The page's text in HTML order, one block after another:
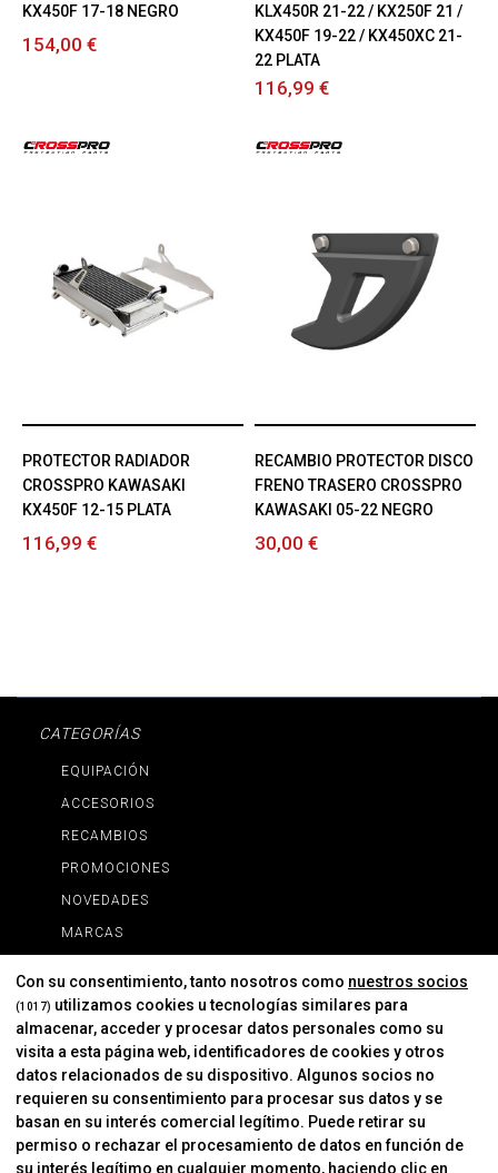
KX450F 17-18 NEGRO
154,00 €
KLX450R 21-22 / KX250F 21 /
KX450F 19-22 / KX450XC 21-
22 PLATA
116,99 €
PROTECTOR RADIADOR
CROSSPRO KAWASAKI
KX450F 12-15 PLATA
116,99 €
RECAMBIO PROTECTOR DISCO
FRENO TRASERO CROSSPRO
KAWASAKI 05-22 NEGRO
30,00 €
CATEGORÍAS
EQUIPACIÓN
ACCESORIOS
RECAMBIOS
PROMOCIONES
NOVEDADES
MARCAS
INFORMACIÓN
Contacto
Cambios Y Devoluciones
CORVER
Con su consentimiento, tanto nosotros como nuestros socios
(1017) utilizamos cookies u tecnologías similares para
almacenar, acceder y procesar datos personales como su
visita a esta página web, identificadores de cookies y otros
datos relacionados de su dispositivo. Algunos socios no
requieren su consentimiento para procesar sus datos y se
basan en su interés comercial legítimo. Puede retirar su
permiso o rechazar el procesamiento de datos en función de
su interés legítimo en cualquier momento, haciendo clic en